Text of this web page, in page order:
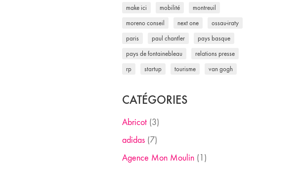
make ici mobilité montreuil
moreno conseil next one ossau-iraty
paris paul chantler pays basque
pays de fontainebleau relations presse
rp startup tourisme van gogh
CATÉGORIES
Abricot(3)
adidas(7)
Agence Mon Moulin(1)